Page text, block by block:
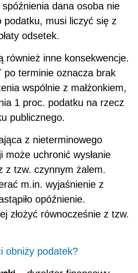
dana osoba nie
podatku, musi liczyć się z
odsetek.
również inne konsekwencje.
po terminie oznacza brak
wspólnie z małżonkiem,
1 proc. podatku na rzecz
publicznego.
z nieterminowego
może uchronić wysłanie
z tzw. czynnym żalem.
m.in. wyjaśnienie z
opóźnienie.
złożyć równocześnie z tzw.
obniży podatek?